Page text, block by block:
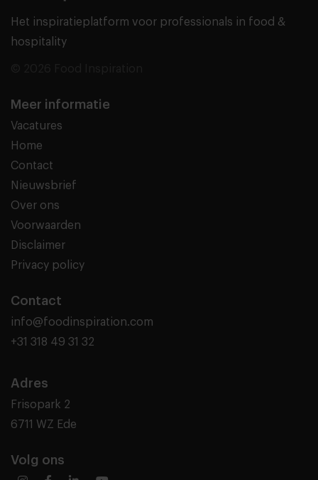
Het inspiratieplatform voor professionals in food &
hospitality
Meer informatie
Vacatures
Home
Contact
Nieuwsbrief
Over ons
Voorwaarden
Disclaimer
Privacy policy
Contact
info@foodinspiration.com
+31 318 49 31 32
Adres
Frisopark 2
6711 WZ Ede
Volg ons